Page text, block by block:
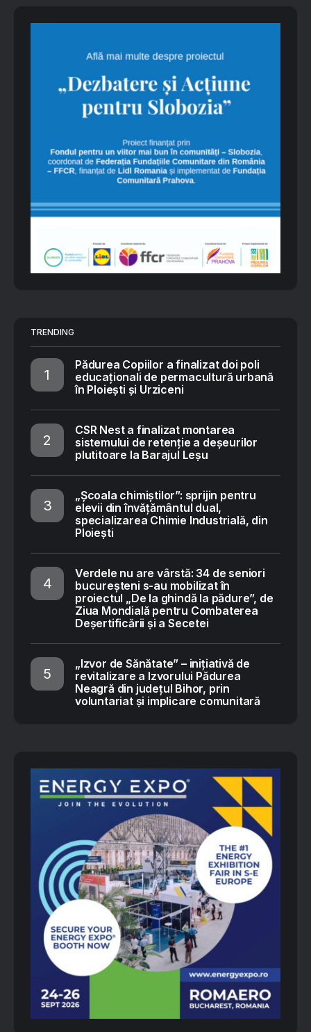
TRENDING
Pădurea Copiilor a finalizat doi poli
educaționali de permacultură urbană
în Ploiești și Urziceni
CSR Nest a finalizat montarea
sistemului de retenție a deșeurilor
plutitoare la Barajul Leșu
„Școala chimiștilor”: sprijin pentru
elevii din învățământul dual,
specializarea Chimie Industrială, din
Ploiești
Verdele nu are vârstă: 34 de seniori
bucureșteni s-au mobilizat în
proiectul „De la ghindă la pădure”, de
Ziua Mondială pentru Combaterea
Deșertificării și a Secetei
„Izvor de Sănătate” – inițiativă de
revitalizare a Izvorului Pădurea
Neagră din județul Bihor, prin
voluntariat și implicare comunitară